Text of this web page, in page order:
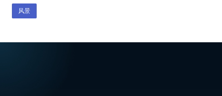
风景